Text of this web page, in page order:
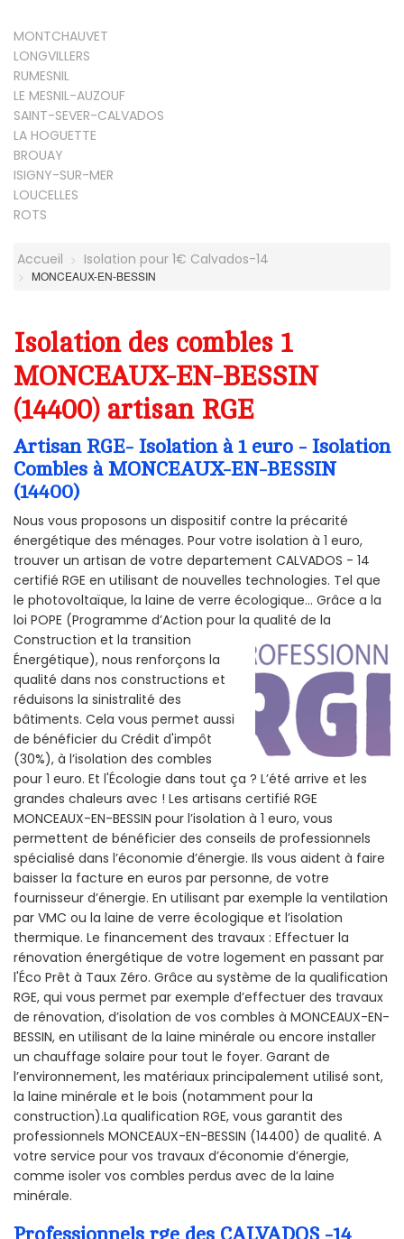
MONTCHAUVET
LONGVILLERS
RUMESNIL
LE MESNIL-AUZOUF
SAINT-SEVER-CALVADOS
LA HOGUETTE
BROUAY
ISIGNY-SUR-MER
LOUCELLES
ROTS
Accueil Isolation pour 1€ Calvados-14
MONCEAUX-EN-BESSIN
Isolation des combles 1
MONCEAUX-EN-BESSIN
(14400) artisan RGE
Artisan RGE- Isolation à 1 euro - Isolation
Combles à MONCEAUX-EN-BESSIN
(14400)
Nous vous proposons un dispositif contre la précarité
énergétique des ménages. Pour votre isolation à 1 euro,
trouver un artisan de votre departement CALVADOS - 14
certifié RGE en utilisant de nouvelles technologies. Tel que
le photovoltaïque, la laine de verre écologique... Grâce a la
loi POPE (Programme d’Action pour la qualité de la
Construction et la transition
Énergétique), nous renforçons la
qualité dans nos constructions et
réduisons la sinistralité des
bâtiments. Cela vous permet aussi
de bénéficier du Crédit d'impôt
(30%), à l’isolation des combles
pour 1 euro. Et l'Écologie dans tout ça ? L’été arrive et les
grandes chaleurs avec ! Les artisans certifié RGE
MONCEAUX-EN-BESSIN pour l’isolation à 1 euro, vous
permettent de bénéficier des conseils de professionnels
spécialisé dans l’économie d’énergie. Ils vous aident à faire
baisser la facture en euros par personne, de votre
fournisseur d’énergie. En utilisant par exemple la ventilation
par VMC ou la laine de verre écologique et l’isolation
thermique. Le financement des travaux : Effectuer la
rénovation énergétique de votre logement en passant par
l'Éco Prêt à Taux Zéro. Grâce au système de la qualification
RGE, qui vous permet par exemple d’effectuer des travaux
de rénovation, d’isolation de vos combles à MONCEAUX-EN-
BESSIN, en utilisant de la laine minérale ou encore installer
un chauffage solaire pour tout le foyer. Garant de
l’environnement, les matériaux principalement utilisé sont,
la laine minérale et le bois (notamment pour la
construction).La qualification RGE, vous garantit des
professionnels MONCEAUX-EN-BESSIN (14400) de qualité. A
votre service pour vos travaux d’économie d’énergie,
comme isoler vos combles perdus avec de la laine
minérale.